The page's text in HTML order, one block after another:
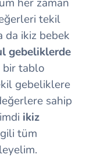
tekil
da ikiz bebek
gebeliklerde
bir tablo
gebeliklere
sahip
ikiz
tüm